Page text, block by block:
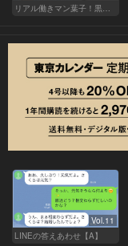
リアル働きマン葉子！黒革の編集手帳 written by 内埜さくら
Vol.11
LINEの答えあわせ【A】